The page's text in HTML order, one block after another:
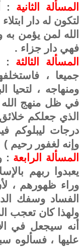
المسألة الثانية :
لتكون له دار
الله لمن يؤمن به
فهي دار جزاء .
المسألة الثالثة :
جميعا ،
ومنهاجه ،
في ظل منهج
الذي جعلكم
درجات ليبلوكم
وإنه لغفور رحيم )
المسألة الرابعة :
يعبدوا ربهم
وراء ظهورهم ،
الفساد وسفك
ولهذا كان تعجب
أنه سيجعل في
عليها ، فسألوه